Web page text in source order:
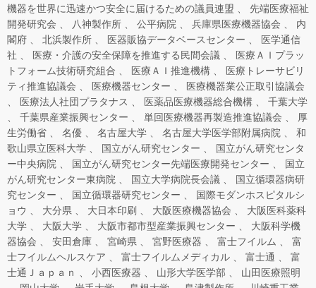
機器を世界に迅速かつ安全に届けるための議員連盟
先端医療福祉
開発研究会
八神製作所 公平病院 兵庫県医療機器協会
内
閣府
北浜製作所 医器販協データベースセンター
医学通信
社
医療・介護の安全保障を推進する民間会議
医療ＡＩプラッ
トフォーム技術研究組合
医療ＡＩ推進機構
医療トレーサビリ
ティ推進協議会
医療機器センター
医療機器業公正取引協議会
医療法人社団プラタナス
医薬品医療機器総合機構
千葉大学
千葉県産業振興センター
単回医療機器再製造推進協議会
厚
生労働省
名優 名古屋大学 名古屋大学医学部附属病院
和
歌山県立医科大学
国立がん研究センター
国立がん研究センタ
ー中央病院
国立がん研究センター先端医療開発センター
国立
がん研究センター東病院
国立大学病院長会議
国立循環器病研
究センター
国立循環器研究センター
国際モダンホスピタルシ
ョウ
大分県 大日本印刷 大阪医療機器協会
大阪医科薬科
大学
大阪大学 大阪市都市型産業振興センター
大阪科学機
器協会
安田倉庫 宮崎県 宮野医療器 富士フイルム
富
士フイルムヘルスケア
富士フイルムメディカル 富士通
富
士通Ｊａｐａｎ
小西医療器 山形大学医学部
山田医療照明